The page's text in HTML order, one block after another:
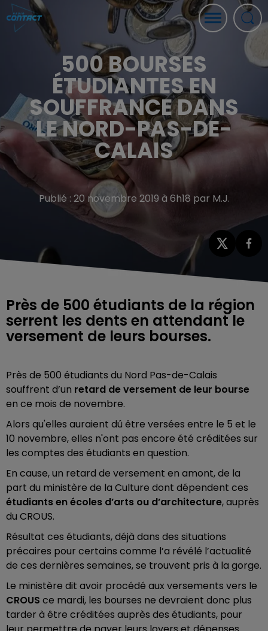
500 BOURSES
ÉTUDIANTES EN
SOUFFRANCE DANS
LE NORD-PAS-DE-
CALAIS
Publié : 20 novembre 2019 à 6h18 par M.J.
Près de 500 étudiants de la région
serrent les dents en attendant le
versement de leurs bourses.
Près de 500 étudiants du Nord Pas-de-Calais
souffrent d’un retard de versement de leur bourse
en ce mois de novembre.
Alors qu'elles auraient dû être versées entre le 5 et le
10 novembre, elles n'ont pas encore été créditées sur
les comptes des étudiants en question.
En cause, un retard de versement en amont, de la
part du ministère de la Culture dont dépendent ces
étudiants en écoles d’arts ou d’architecture, auprès
du CROUS.
Résultat ces étudiants, déjà dans des situations
précaires pour certains comme l’a révélé l’actualité
de ces dernières semaines, se trouvent pris à la gorge.
Le ministère dit avoir procédé aux versements vers le
CROUS ce mardi, les bourses ne devraient donc plus
tarder à être créditées auprès des étudiants, pour